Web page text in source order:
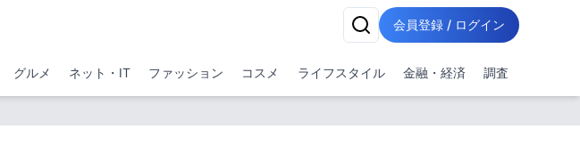
会員登録 / ログイン
グルメ ネット・IT ファッション コスメ ライフスタイル 金融・経済 調査